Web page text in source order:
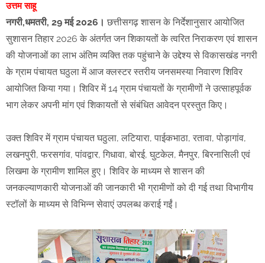
उत्तम साहू
नगरी,धमतरी, 29 मई 2026। छत्तीसगढ़ शासन के निर्देशानुसार आयोजित
सुशासन तिहार 2026 के अंतर्गत जन शिकायतों के त्वरित निराकरण एवं शासन
की योजनाओं का लाभ अंतिम व्यक्ति तक पहुंचाने के उद्देश्य से विकासखंड नगरी
के ग्राम पंचायत घठुला में आज क्लस्टर स्तरीय जनसमस्या निवारण शिविर
आयोजित किया गया। शिविर में 14 ग्राम पंचायतों के ग्रामीणों ने उत्साहपूर्वक
भाग लेकर अपनी मांग एवं शिकायतों से संबंधित आवेदन प्रस्तुत किए।
उक्त शिविर में ग्राम पंचायत घठुला, लटियारा, पाईकभाठा, रतावा, पोड़ागांव,
लखनपुरी, फरसगांव, पांवद्वार, गिधावा, बोरई, घुटकेल, मैनपुर, बिरनासिली एवं
लिखमा के ग्रामीण शामिल हुए। शिविर के माध्यम से शासन की
जनकल्याणकारी योजनाओं की जानकारी भी ग्रामीणों को दी गई तथा विभागीय
स्टॉलों के माध्यम से विभिन्न सेवाएं उपलब्ध कराई गईं।